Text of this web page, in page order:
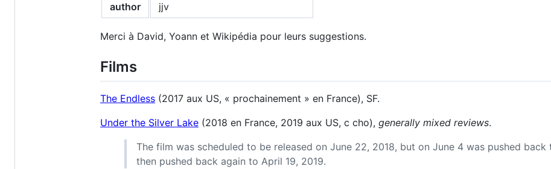
author
jjv
Merci à David, Yoann et Wikipédia pour leurs suggestions.
Films
The Endless (2017 aux US, « prochainement » en France), SF.
Under the Silver Lake (2018 en France, 2019 aux US, c cho), generally mixed reviews.
The film was scheduled to be released on June 22, 2018, but on June 4 was pushed back
then pushed back again to April 19, 2019.